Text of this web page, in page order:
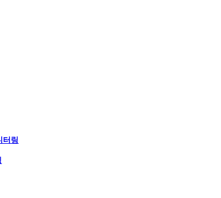
터링